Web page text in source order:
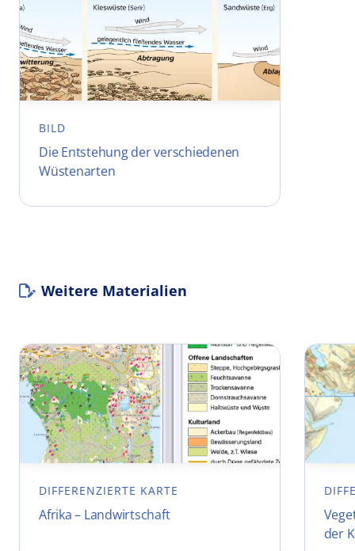
BILD
Die Entstehung der verschiedenen
Wüstenarten
Weitere Materialien
DIFFERENZIERTE KARTE
Afrika – Landwirtschaft
der